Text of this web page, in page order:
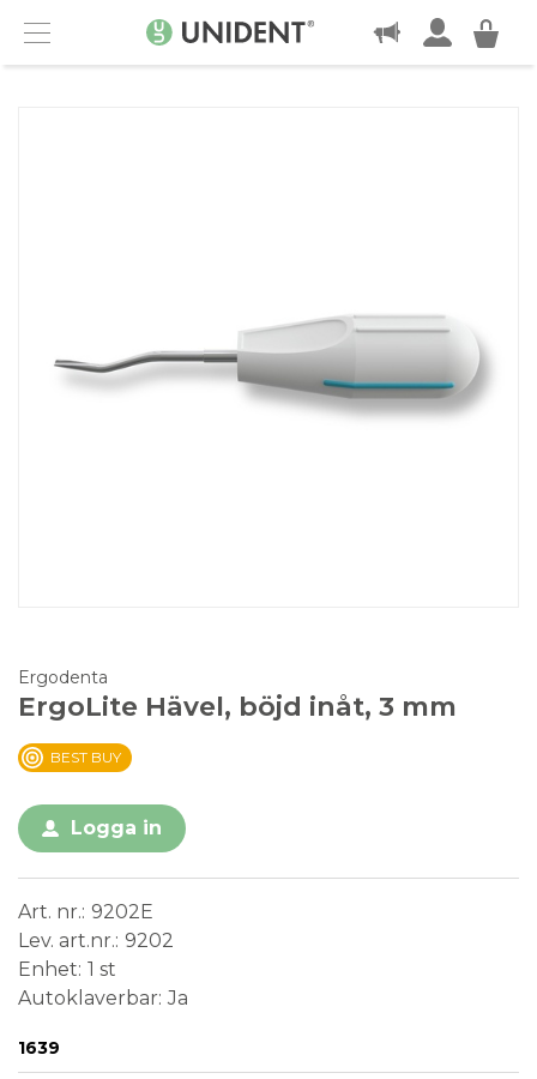
Menu
KONTAKT
Ergodenta
ErgoLite Hävel, böjd inåt, 3 mm
BEST BUY
Logga in
Art. nr. 9202E
Lev. art.nr. 9202
Enhet 1 st
Autoklaverbar Ja
Medical Device
1639